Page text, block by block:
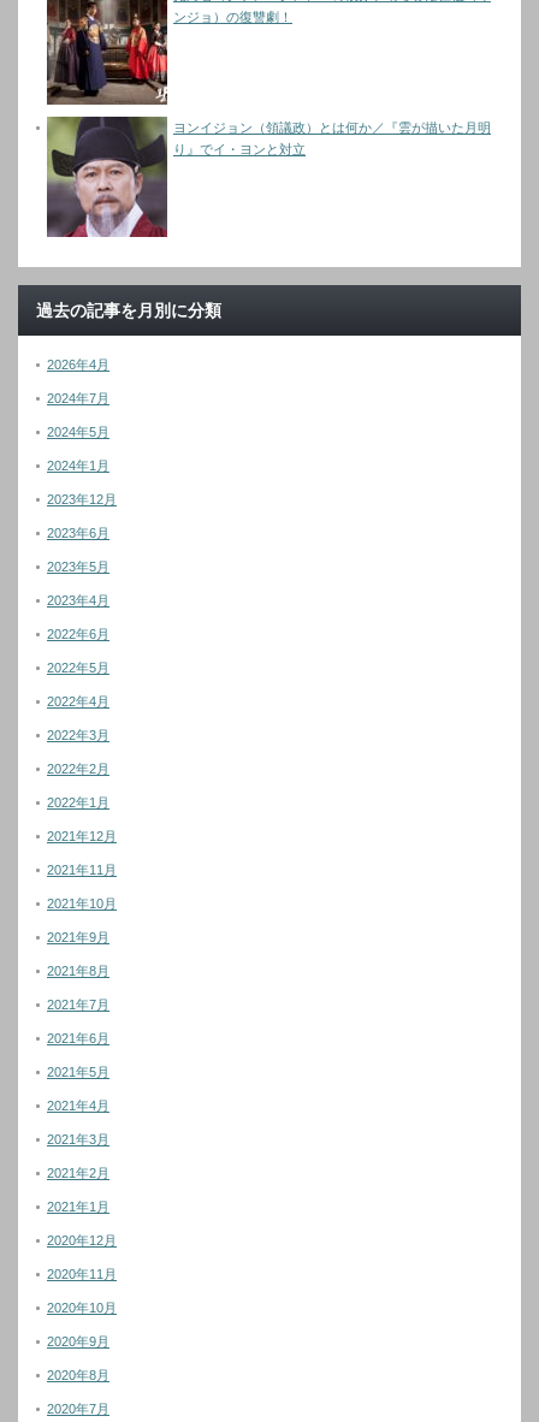
ンジョ）の復讐劇！
ヨンイジョン（領議政）とは何か／『雲が描いた月明
り』でイ・ヨンと対立
過去の記事を月別に分類
2026年4月
2024年7月
2024年5月
2024年1月
2023年12月
2023年6月
2023年5月
2023年4月
2022年6月
2022年5月
2022年4月
2022年3月
2022年2月
2022年1月
2021年12月
2021年11月
2021年10月
2021年9月
2021年8月
2021年7月
2021年6月
2021年5月
2021年4月
2021年3月
2021年2月
2021年1月
2020年12月
2020年11月
2020年10月
2020年9月
2020年8月
2020年7月